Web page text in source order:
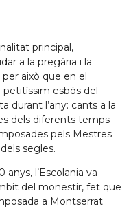
principal,
a la pregària i la
això que en el
esbós del
durant l’any: cants a la
dels diferents temps
pels Mestres
segles.
anys, l’Escolania va
del monestir, fet que
a Montserrat